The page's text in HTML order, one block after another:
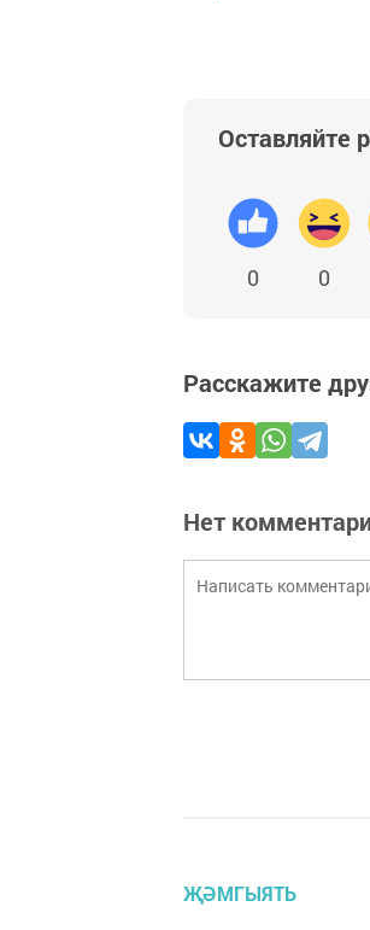
Оставляйте
0 0
Расскажите
Нет
ҖӘМГЫЯТЬ